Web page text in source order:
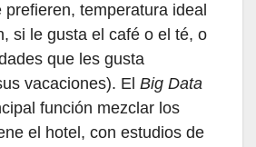
temperatura ideal
si le gusta el café o el té, o
que les gusta
vacaciones). El Big Data
función mezclar los
el hotel, con estudios de